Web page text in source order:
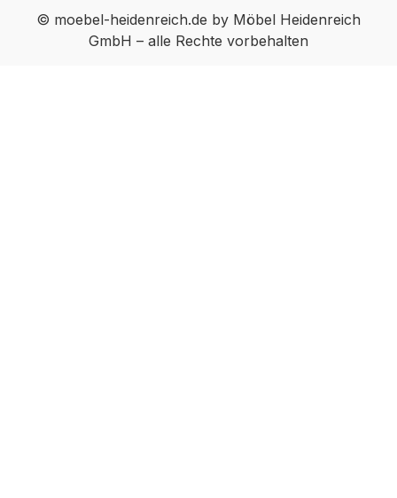
© moebel-heidenreich.de by Möbel Heidenreich
GmbH – alle Rechte vorbehalten